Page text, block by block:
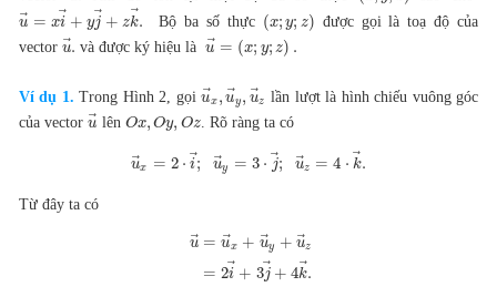
u = xi + yj⃗ + zk⃗. Bộ ba số thực (x; y; z) được gọi là toạ độ của
vector u. và được ký hiệu làu⃗ = (x; y; z) .
Ví dụ 1. Trong Hình 2, gọiu⃗x , u⃗y , u⃗z lần lượt là hình chiếu vuông góc
của vector u lên Ox, Oy, Oz. Rõ ràng ta có
u⃗x = 2 ⋅ i⃗; u⃗y = 3 ⋅ j⃗
; u⃗z = 4 ⋅ k⃗.
Từ đây ta có
u = u⃗x + u⃗y + u⃗
z
= 2i + 3j + 4k.